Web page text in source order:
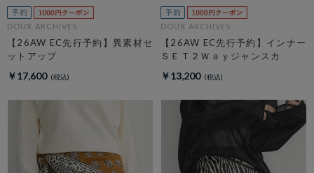
DOUX ARCHIVES
【26AW EC先行予約】異素材セ
ットアップ
￥17,600
DOUX ARCHIVES
【26AW EC先行予約】インナー
ＳＥＴ２Ｗａｙジャンスカ
￥13,200